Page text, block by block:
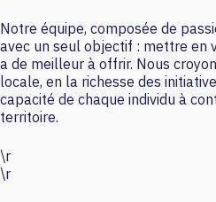
Notre équipe, composée de
avec un seul objectif : mettre en
a de meilleur à offrir. Nous
locale, en la richesse des
capacité de chaque individu à
territoire.
\r
\r